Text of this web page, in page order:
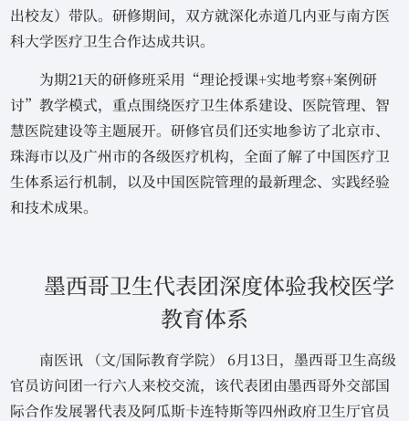
出校友）带队。研修期间，双方就深化赤道几内亚与南方医
科大学医疗卫生合作达成共识。
为期21天的研修班采用“理论授课+实地考察+案例研
讨”教学模式，重点围绕医疗卫生体系建设、医院管理、智
慧医院建设等主题展开。研修官员们还实地参访了北京市、
珠海市以及广州市的各级医疗机构，全面了解了中国医疗卫
生体系运行机制，以及中国医院管理的最新理念、实践经验
和技术成果。
墨西哥卫生代表团深度体验我校医学
教育体系
南医讯 （文/国际教育学院） 6月13日，墨西哥卫生高级
官员访问团一行六人来校交流，该代表团由墨西哥外交部国
际合作发展署代表及阿瓜斯卡连特斯等四州政府卫生厅官员